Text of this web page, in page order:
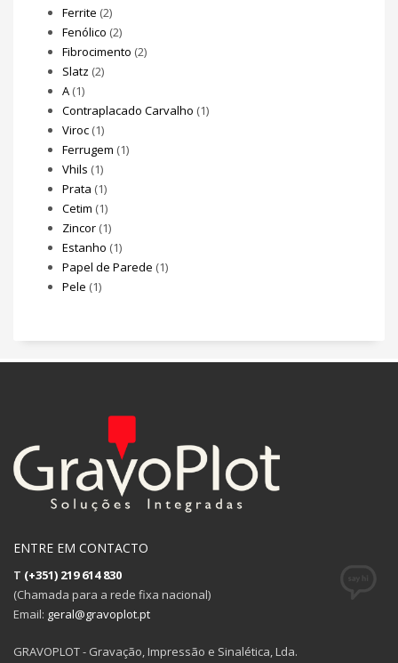
Ferrite (2)
Fenólico (2)
Fibrocimento (2)
Slatz (2)
A (1)
Contraplacado Carvalho (1)
Viroc (1)
Ferrugem (1)
Vhils (1)
Prata (1)
Cetim (1)
Zincor (1)
Estanho (1)
Papel de Parede (1)
Pele (1)
ENTRE EM CONTACTO
T (+351) 219 614 830
(Chamada para a rede fixa nacional)
Email: geral@gravoplot.pt
GRAVOPLOT - Gravação, Impressão e Sinalética, Lda.